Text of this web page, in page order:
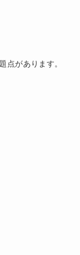
点があります。